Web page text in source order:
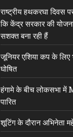
राष्ट्रीय हथकरघा
कि केंद्र सरकार की
सशक्त बना रही हैं
जूनियर एशिया कप के लिए
घोषित
हंगामे के बीच लोकसभा में
पारित
शूटिंग के दौरान अभिनेता